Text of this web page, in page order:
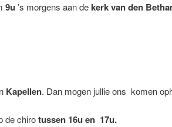
9u ’s morgens aan dekerk van den
Kapellen. Dan mogen jullie ons komen
de chirotussen 16u en 17u.